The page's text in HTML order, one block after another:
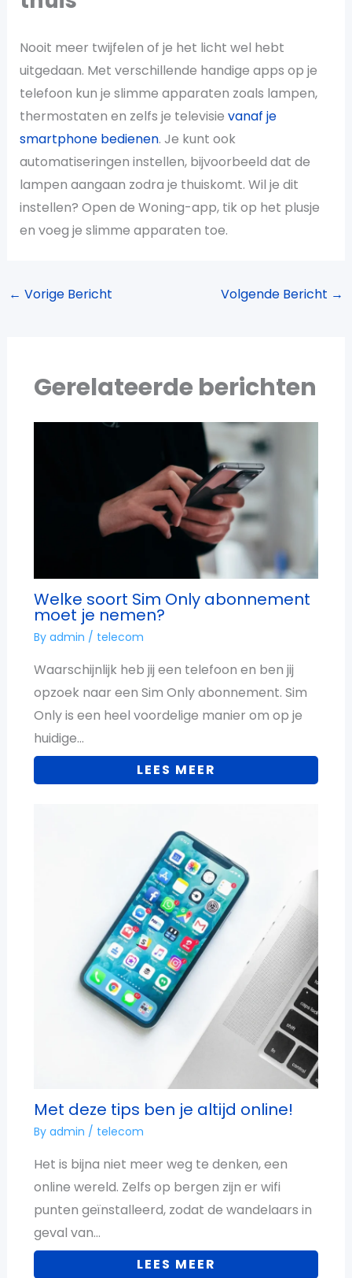
Nooit meer twijfelen of je het licht wel hebt
uitgedaan. Met verschillende handige apps op je
telefoon kun je slimme apparaten zoals lampen,
thermostaten en zelfs je televisie vanaf je
smartphone bedienen. Je kunt ook
automatiseringen instellen, bijvoorbeeld dat de
lampen aangaan zodra je thuiskomt. Wil je dit
instellen? Open de Woning-app, tik op het plusje
en voeg je slimme apparaten toe.
← Vorige Bericht Volgende Bericht →
Gerelateerde berichten
Welke soort Sim Only abonnement
moet je nemen?
By admin / telecom
Waarschijnlijk heb jij een telefoon en ben jij
opzoek naar een Sim Only abonnement. Sim
Only is een heel voordelige manier om op je
huidige…
LEES MEER
Met deze tips ben je altijd online!
By admin / telecom
Het is bijna niet meer weg te denken, een
online wereld. Zelfs op bergen zijn er wifi
punten geïnstalleerd, zodat de wandelaars in
geval van…
LEES MEER